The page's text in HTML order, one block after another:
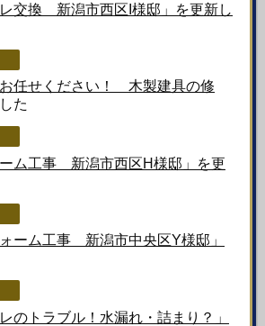
レ交換 新潟市西区I様邸」
を更新し
お任せください！ 木製建具の修
た
ーム工事 新潟市西区H様邸」を更
ォーム工事 新潟市中央区Y様邸」
のトラブル！水漏れ・詰まり？」